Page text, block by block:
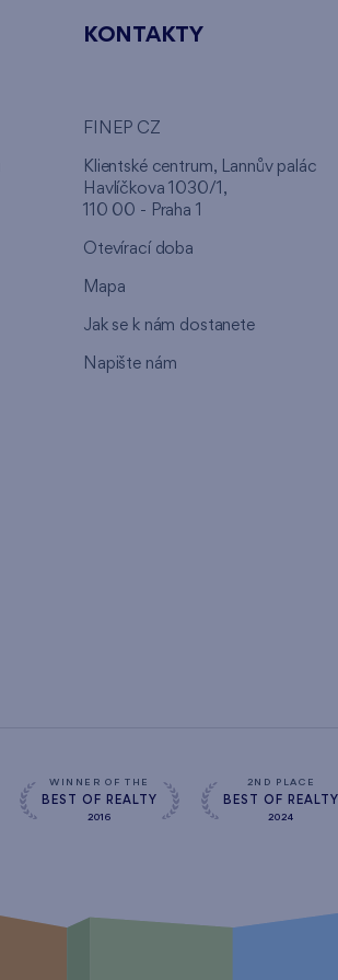
KONTAKTY
FINEP CZ
Klientské centrum, Lannův palác
Havlíčkova 1030/1,
110 00 - Praha 1
Otevírací doba
Mapa
Jak se k nám dostanete
Napište nám
WINNER OF THE
BEST OF REALTY
2016
2ND PLACE
BEST OF REALTY
2024